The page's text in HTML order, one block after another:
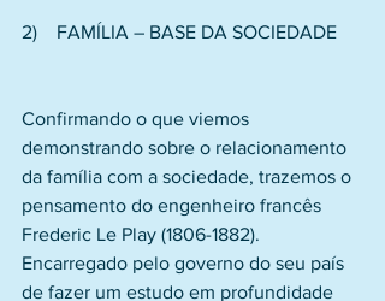
2)    FAMÍLIA – BASE DA SOCIEDADE
Confirmando o que viemos
demonstrando sobre o relacionamento
da família com a sociedade, trazemos o
pensamento do engenheiro francês
Frederic Le Play (1806-1882).
Encarregado pelo governo do seu país
de fazer um estudo em profundidade